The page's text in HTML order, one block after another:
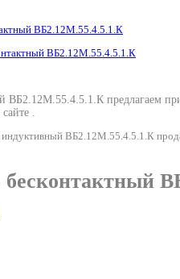
ВБ2.12М.55.4.5.1.К
ВБ2.12М.55.4.5.1.К предлагаем
.
ВБ2.12М.55.4.5.1.К